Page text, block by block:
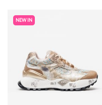
NEW IN